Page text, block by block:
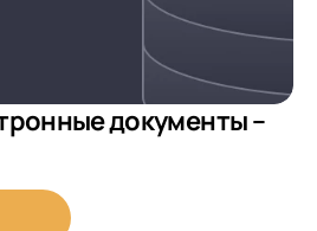
документы –